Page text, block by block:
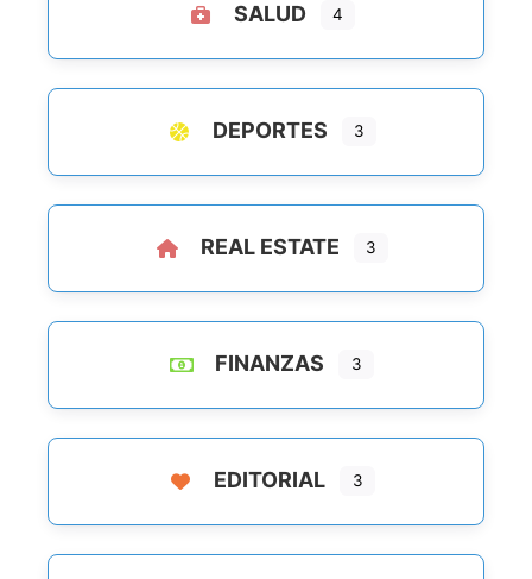
SALUD 4
DEPORTES 3
REAL ESTATE 3
FINANZAS 3
EDITORIAL 3